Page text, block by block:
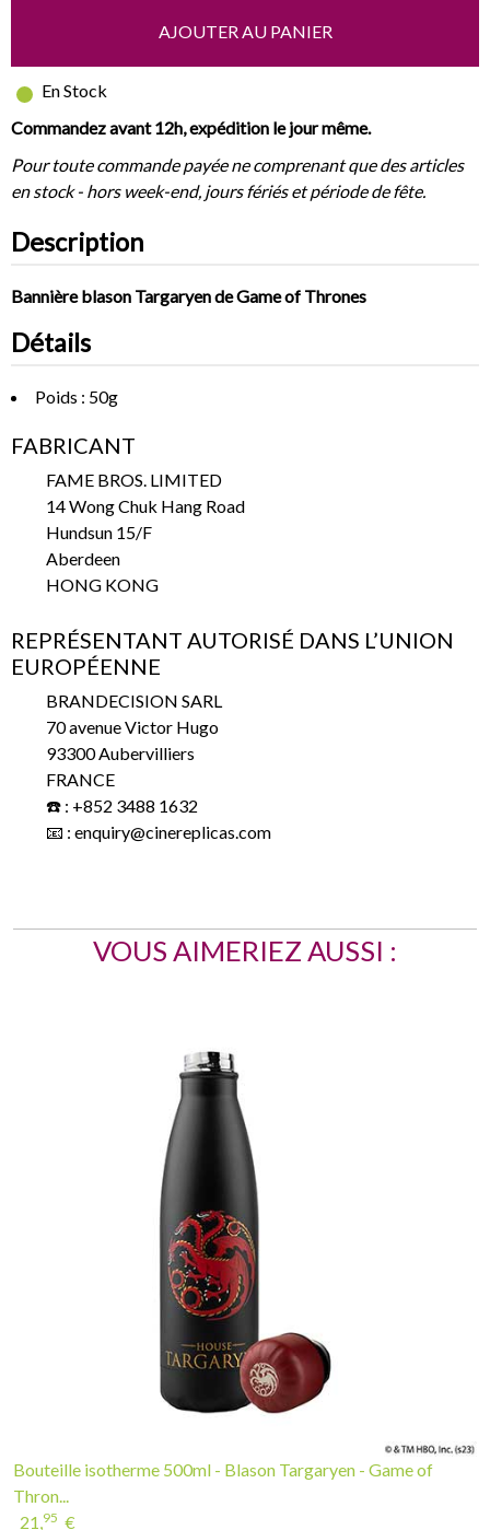
AJOUTER AU PANIER
En Stock
Commandez avant 12h, expédition le jour même.
Pour toute commande payée ne comprenant que des articles
en stock - hors week-end, jours fériés et période de fête.
Description
Bannière blason Targaryen de Game of Thrones
Détails
Poids : 50g
FABRICANT
FAME BROS. LIMITED
14 Wong Chuk Hang Road
Hundsun 15/F
Aberdeen
HONG KONG
REPRÉSENTANT AUTORISÉ DANS L’UNION
EUROPÉENNE
BRANDECISION SARL
70 avenue Victor Hugo
93300 Aubervilliers
FRANCE
☎️ : +852 3488 1632
📧 : enquiry@cinereplicas.com
VOUS AIMERIEZ AUSSI :
Bouteille isotherme 500ml - Blason Targaryen - Game of
Thron...
21,95 €